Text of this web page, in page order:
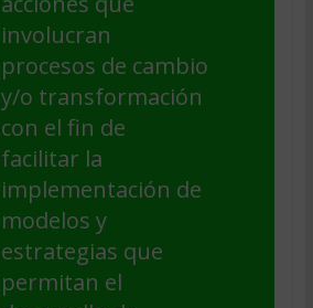
involucran
procesos de cambio
y/o transformación
con el fin de
facilitar la
implementación de
modelos y
estrategias que
permitan el